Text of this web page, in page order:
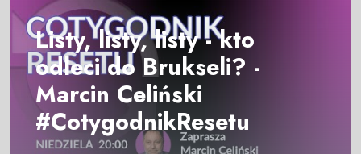
Listy, listy, listy - kto
odleci do Brukseli? -
Marcin Celiński
#CotygodnikResetu